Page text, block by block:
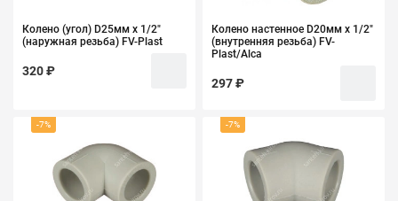
Колено (угол) D25мм х 1/2"
(наружная резьба) FV-Plast
320 ₽
Колено настенное D20мм х 1/2"
(внутренняя резьба) FV-
Plast/Alca
297 ₽
-7% -7%